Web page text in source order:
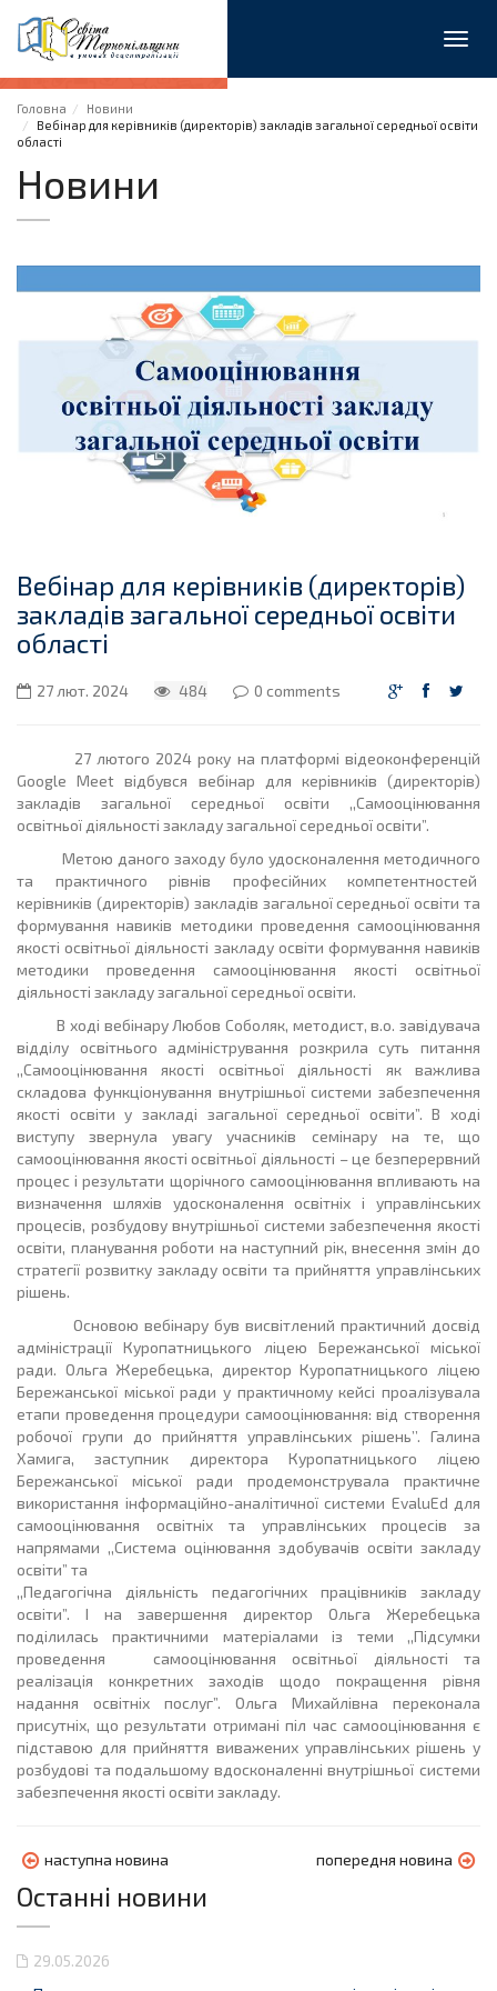
Головна
Новини
Вебінар для керівників (директорів) закладів загальної середньої освіти
області
Новини
Вебінар для керівників (директорів)
закладів загальної середньої освіти
області
27 лют. 2024 484 0 comments
27 лютого 2024 року на платформі відеоконференцій
Google Meet відбувся вебінар для керівників (директорів)
закладів загальної середньої освіти ,,Самооцінювання
освітньої діяльності закладу загальної середньої освіти”.
Метою даного заходу було удосконалення методичного
та практичного рівнів професійних компетентностей
керівників (директорів) закладів загальної середньої освіти та
формування навиків методики проведення самооцінювання
якості освітньої діяльності закладу освіти формування навиків
методики проведення самооцінювання якості освітньої
діяльності закладу загальної середньої освіти.
В ході вебінару Любов Соболяк, методист, в.о. завідувача
відділу освітнього адміністрування розкрила суть питання
,,Самооцінювання якості освітньої діяльності як важлива
складова функціонування внутрішньої системи забезпечення
якості освіти у закладі загальної середньої освіти”. В ході
виступу звернула увагу учасників семінару на те, що
самооцінювання якості освітньої діяльності – це безперервний
процес і результати щорічного самооцінювання впливають на
визначення шляхів удосконалення освітніх і управлінських
процесів, розбудову внутрішньої системи забезпечення якості
освіти, планування роботи на наступний рік, внесення змін до
стратегії розвитку закладу освіти та прийняття управлінських
рішень.
Основою вебінару був висвітлений практичний досвід
адміністрації Куропатницького ліцею Бережанської міської
ради. Ольга Жеребецька, директор Куропатницького ліцею
Бережанської міської ради у практичному кейсі проалізувала
етапи проведення процедури самооцінювання: від створення
робочої групи до прийняття управлінських рішень’’. Галина
Хамига, заступник директора Куропатницького ліцею
Бережанської міської ради продемонструвала практичне
використання інформаційно-аналітичної системи EvaluEd для
самооцінювання освітніх та управлінських процесів за
напрямами ,,Система оцінювання здобувачів освіти закладу
освіти” та
,,Педагогічна діяльність педагогічних працівників закладу
освіти”. І на завершення директор Ольга Жеребецька
поділилась практичними матеріалами із теми ,,Підсумки
проведення самооцінювання освітньої діяльності та
реалізація конкретних заходів щодо покращення рівня
надання освітніх послуг”. Ольга Михайлівна переконала
присутніх, що результати отримані піл час самооцінювання є
підставою для прийняття виважених управлінських рішень у
розбудові та подальшому вдосконаленні внутрішньої системи
забезпечення якості освіти закладу.
наступна новина попередня новина
Останні новини
29.05.2026